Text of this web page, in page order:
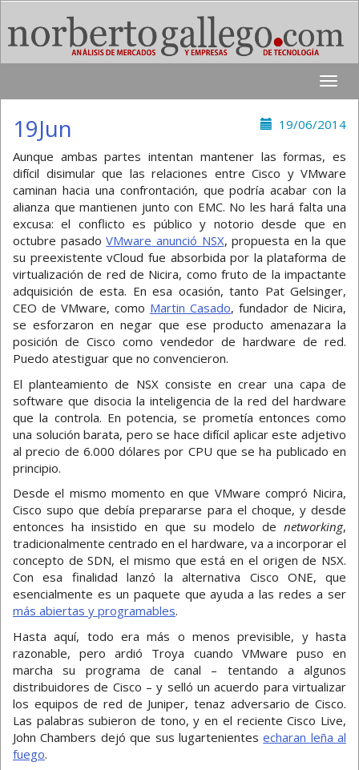
Toggle
19/06/2014
19Jun
Aunque ambas partes intentan mantener las formas, es
difícil disimular que las relaciones entre Cisco y VMware
caminan hacia una confrontación, que podría acabar con la
alianza que mantienen junto con EMC. No les hará falta una
excusa: el conflicto es público y notorio desde que en
octubre pasadoVMware anunció NSX, propuesta en la que
su preexistente vCloud fue absorbida por la plataforma de
virtualización de red de Nicira, como fruto de la impactante
adquisición de esta. En esa ocasión, tanto Pat Gelsinger,
CEO de VMware, como Martin Casado, fundador de Nicira,
se esforzaron en negar que ese producto amenazara la
posición de Cisco como vendedor de hardware de red.
Puedo atestiguar que no convencieron.
El planteamiento de NSX consiste en crear una capa de
software que disocia la inteligencia de la red del hardware
que la controla. En potencia, se prometía entonces como
una solución barata, pero se hace difícil aplicar este adjetivo
al precio de 6.000 dólares por CPU que se ha publicado en
principio.
Desde el mismo momento en que VMware compró Nicira,
Cisco supo que debía prepararse para el choque, y desde
entonces ha insistido en que su modelo de networking,
tradicionalmente centrado en el hardware, va a incorporar el
concepto de SDN, el mismo que está en el origen de NSX.
Con esa finalidad lanzó la alternativa Cisco ONE, que
esencialmente es un paquete que ayuda a las redes a ser
más abiertas y programables.
Hasta aquí, todo era más o menos previsible, y hasta
razonable, pero ardió Troya cuando VMware puso en
marcha su programa de canal – tentando a algunos
distribuidores de Cisco – y selló un acuerdo para virtualizar
los equipos de red de Juniper, tenaz adversario de Cisco.
Las palabras subieron de tono, y en el reciente Cisco Live,
John Chambers dejó que sus lugartenientesecharan leña al
fuego.